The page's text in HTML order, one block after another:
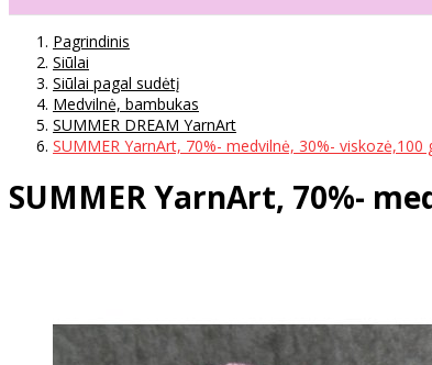
Pagrindinis
Siūlai
Siūlai pagal sudėtį
Medvilnė, bambukas
SUMMER DREAM YarnArt
SUMMER YarnArt, 70%- medvilnė, 30%- viskozė,100
SUMMER YarnArt, 70%-